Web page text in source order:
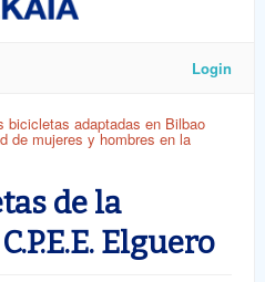
Login
adaptadas en Bilbao
de mujeres y hombres en la
de la
Elguero